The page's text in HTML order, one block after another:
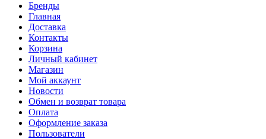
Бренды
Главная
Доставка
Контакты
Корзина
Личный кабинет
Магазин
Мой аккаунт
Новости
Обмен и возврат товара
Оплата
Оформление заказа
Пользователи